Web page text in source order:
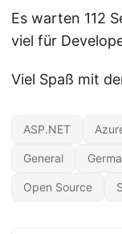
Es warten 112
viel für
Viel Spaß mit
ASP.NET
General
Open Source